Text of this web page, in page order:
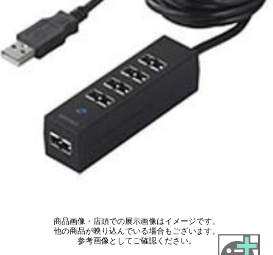
商品画像・店頭での展示画像はイメージです。
他の商品が映り込んでいる場合もございます。
参考画像としてご確認ください。